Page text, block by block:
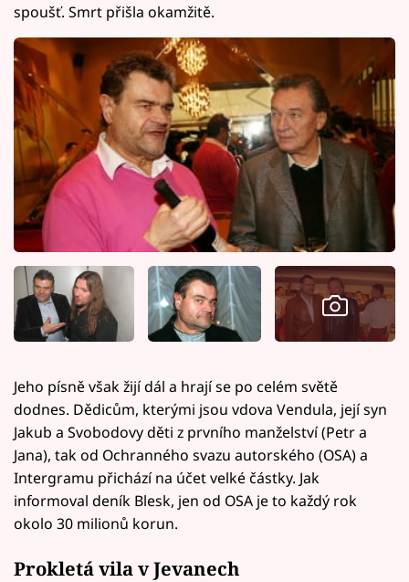
spoušť. Smrt přišla okamžitě.
Jeho písně však žijí dál a hrají se po celém světě
dodnes. Dědicům, kterými jsou vdova Vendula, její syn
Jakub a Svobodovy děti z prvního manželství (Petr a
Jana), tak od Ochranného svazu autorského (OSA) a
Intergramu přichází na účet velké částky. Jak
informoval deník Blesk, jen od OSA je to každý rok
okolo 30 milionů korun.
Prokletá vila v Jevanech